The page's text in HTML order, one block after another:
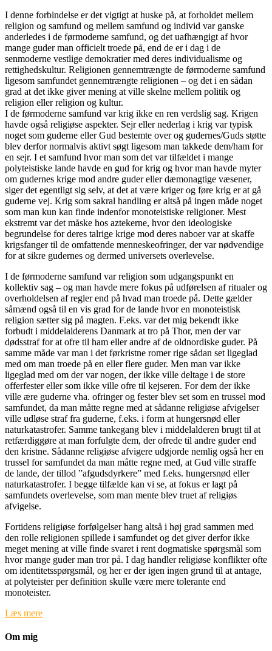
I denne forbindelse er det vigtigt at huske på, at forholdet mellem
religion og samfund og mellem samfund og individ var ganske
anderledes i de førmoderne samfund, og det uafhængigt af hvor
mange guder man officielt troede på, end de er i dag i de
senmoderne vestlige demokratier med deres individualisme og
rettighedskultur. Religionen gennemtrængte de førmoderne samfund
ligesom samfundet gennemtrængte religionen – og det i en sådan
grad at det ikke giver mening at ville skelne mellem politik og
religion eller religion og kultur.
I de førmoderne samfund var krig ikke en ren verdslig sag. Krigen
havde også religiøse aspekter. Sejr eller nederlag i krig var typisk
noget som guderne eller Gud bestemte over og gudernes/Guds støtte
blev derfor normalvis aktivt søgt ligesom man takkede dem/ham for
en sejr. I et samfund hvor man som det var tilfældet i mange
polyteistiske lande havde en gud for krig og hvor man havde myter
om gudernes krige mod andre guder eller dæmonagtige væsener,
siger det egentligt sig selv, at det at være kriger og føre krig er at gå
guderne vej. Krig som sakral handling er altså på ingen måde noget
som man kun kan finde indenfor monoteistiske religioner. Mest
ekstremt var det måske hos aztekerne, hvor den ideologiske
begrundelse for deres talrige krige mod deres naboer var at skaffe
krigsfanger til de omfattende menneskeofringer, der var nødvendige
for at sikre gudernes og dermed universets overlevelse.
I de førmoderne samfund var religion som udgangspunkt en
kollektiv sag – og man havde mere fokus på udførelsen af ritualer og
overholdelsen af regler end på hvad man troede på. Dette gælder
såmænd også til en vis grad for de lande hvor en monoteistisk
religion sætter sig på magten. F.eks. var det mig bekendt ikke
forbudt i middelalderens Danmark at tro på Thor, men der var
dødsstraf for at ofre til ham eller andre af de oldnordiske guder. På
samme måde var man i det førkristne romer rige sådan set ligeglad
med om man troede på en eller flere guder. Men man var ikke
ligeglad med om der var nogen, der ikke ville deltage i de store
offerfester eller som ikke ville ofre til kejseren. For dem der ikke
ville ære guderne vha. ofringer og fester blev set som en trussel mod
samfundet, da man måtte regne med at sådanne religiøse afvigelser
ville udløse straf fra guderne, f.eks. i form at hungersnød eller
naturkatastrofer. Samme tankegang blev i middelalderen brugt til at
retfærdiggøre at man forfulgte dem, der ofrede til andre guder end
den kristne. Sådanne religiøse afvigere udgjorde nemlig også her en
trussel for samfundet da man måtte regne med, at Gud ville straffe
de lande, der tillod ”afgudsdyrkere” med f.eks. hungersnød eller
naturkatastrofer. I begge tilfælde kan vi se, at fokus er lagt på
samfundets overlevelse, som man mente blev truet af religiøs
afvigelse.
Fortidens religiøse forfølgelser hang altså i høj grad sammen med
den rolle religionen spillede i samfundet og det giver derfor ikke
meget mening at ville finde svaret i rent dogmatiske spørgsmål som
hvor mange guder man tror på. I dag handler religiøse konflikter ofte
om identitetsspørgsmål, og her er der igen ingen grund til at antage,
at polyteister per definition skulle være mere tolerante end
monoteister.
Læs mere
Om mig